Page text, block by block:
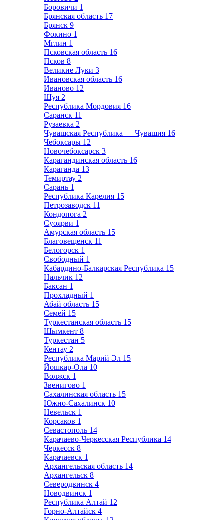
Боровичи 1
Брянская область 17
Брянск 9
Фокино 1
Мглин 1
Псковская область 16
Псков 8
Великие Луки 3
Ивановская область 16
Иваново 12
Шуя 2
Республика Мордовия 16
Саранск 11
Рузаевка 2
Чувашская Республика — Чувашия 16
Чебоксары 12
Новочебоксарск 3
Карагандинская область 16
Караганда 13
Темиртау 2
Сарань 1
Республика Карелия 15
Петрозаводск 11
Кондопога 2
Суоярви 1
Амурская область 15
Благовещенск 11
Белогорск 1
Свободный 1
Кабардино-Балкарская Республика 15
Нальчик 12
Баксан 1
Прохладный 1
Абай область 15
Семей 15
Туркестанская область 15
Шымкент 8
Туркестан 5
Кентау 2
Республика Марий Эл 15
Йошкар-Ола 10
Волжск 1
Звенигово 1
Сахалинская область 15
Южно-Сахалинск 10
Невельск 1
Корсаков 1
Севастополь 14
Карачаево-Черкесская Республика 14
Черкесск 8
Карачаевск 1
Архангельская область 14
Архангельск 8
Северодвинск 4
Новодвинск 1
Республика Алтай 12
Горно-Алтайск 4